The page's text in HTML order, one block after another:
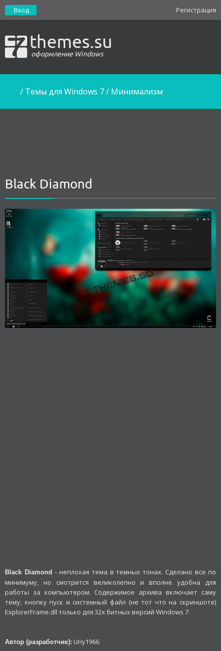
Регистрация
Вход
themes.su
оформление Windows
/ Темы для Windows 7/ Минимализм
Black Diamond
Black Diamond - неплохая тема в темных тонах. Сделано все по
минимуму, но смотрится великолепно и вполне удобна для
работы за компьютером. Содержимое архива включает саму
тему, кнопку пуск и системный файл (не тот что на скриншоте)
ExplorerFrame.dll только для 32х битных версий Windows 7.
Автор (разработчик): Uriy1966